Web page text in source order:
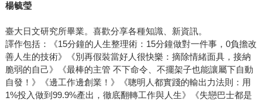
楊毓瑩
臺大日文研究所畢業。喜歡分享各種知識、新資訊。
譯作包括：《15分鐘的人生整理術：15分鐘做對一件事，0負擔改
善人生的技術》《別再假裝當好人很快樂：摘除情緒面具，接納
脆弱的自己》《最棒的主管 不下命令、不擺架子也能讓屬下自動
自發！》《邊工作邊創業！》《聰明人都實踐的輸出力法則：用
1%投入做到99.9%產出，徹底翻轉工作與人生》《失戀巴士都是